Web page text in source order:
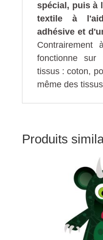
spécial, puis à
textile à
adhésive et
Contrairement
fonctionne
tissus : coton,
même des
Produits